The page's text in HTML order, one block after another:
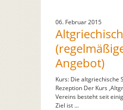
06. Februar 2015
Angebot)
Kurs: Die altgriechische
Rezeption Der Kurs
Vereins besteht seit
Ziel ist ...